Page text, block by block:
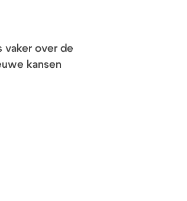
vaker over de
kansen